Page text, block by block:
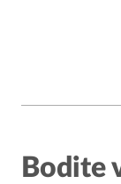
Bodite